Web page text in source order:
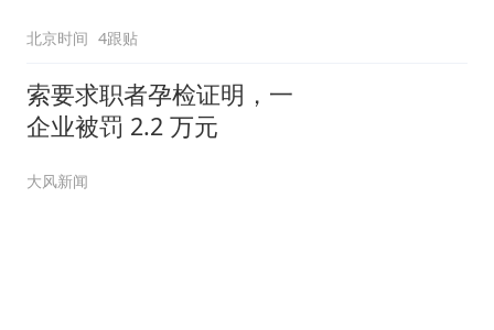
北京时间 4跟贴
索要求职者孕检证明，一
企业被罚 2.2 万元
大风新闻